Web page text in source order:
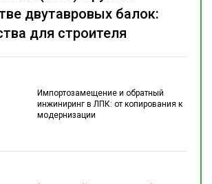
Импортозамещение и обратный
инжиниринг в ЛПК: от копирования к
модернизации
двутавровых балок:
для строителя